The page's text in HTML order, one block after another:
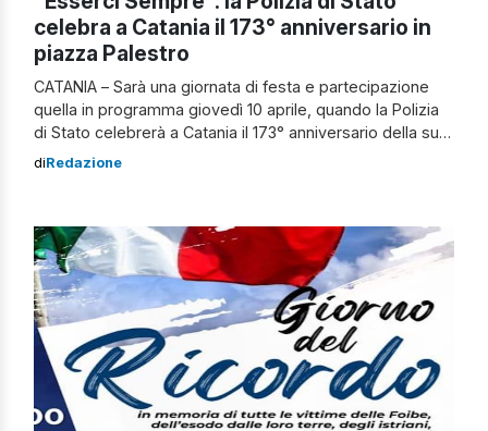
celebra a Catania il 173° anniversario in
piazza Palestro
CATANIA – Sarà una giornata di festa e partecipazione
quella in programma giovedì 10 aprile, quando la Polizia
di Stato celebrerà a Catania il 173° anniversario della sua
fondazione. L’appuntamento è in piazza Palestro, nel
del motto “Esserci Sempre”. La […]
diRedazione